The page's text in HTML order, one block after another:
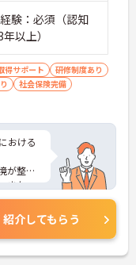
験：必須（認知
以上）
得サポート
研修制度あり
社会保険完備
おける
が整っ
また、
価され
、さら
ださ
紹介してもらう